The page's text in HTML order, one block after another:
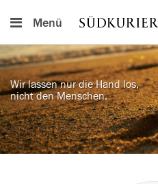
Menü
Wir lassen nur die Hand los,
nicht den Menschen.